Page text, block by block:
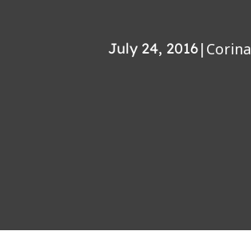
July 24, 2016| Corina